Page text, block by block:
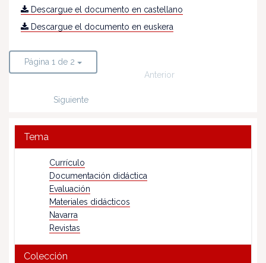
Descargue el documento en castellano
Descargue el documento en euskera
Página 1 de 2
Anterior
Siguiente
Tema
Currículo
Documentación didáctica
Evaluación
Materiales didácticos
Navarra
Revistas
Colección